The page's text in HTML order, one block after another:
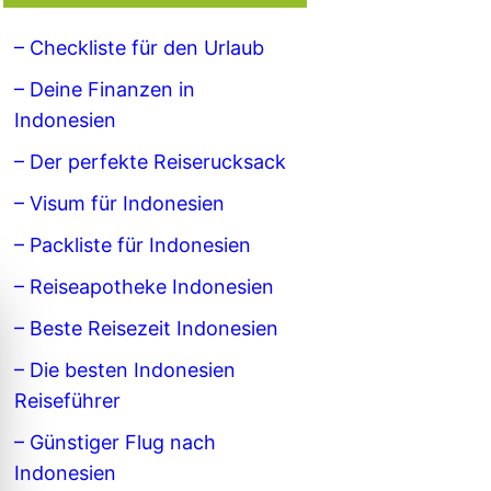
– Checkliste für den Urlaub
– Deine Finanzen in
Indonesien
– Der perfekte Reiserucksack
– Visum für Indonesien
– Packliste für Indonesien
– Reiseapotheke Indonesien
– Beste Reisezeit Indonesien
– Die besten Indonesien
Reiseführer
– Günstiger Flug nach
Indonesien